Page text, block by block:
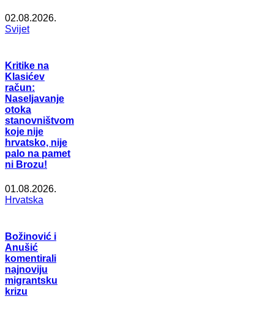
02.08.2026.
Svijet
Kritike na
Klasićev
račun:
Naseljavanje
otoka
stanovništvom
koje nije
hrvatsko, nije
palo na pamet
ni Brozu!
01.08.2026.
Hrvatska
Božinović i
Anušić
komentirali
najnoviju
migrantsku
krizu